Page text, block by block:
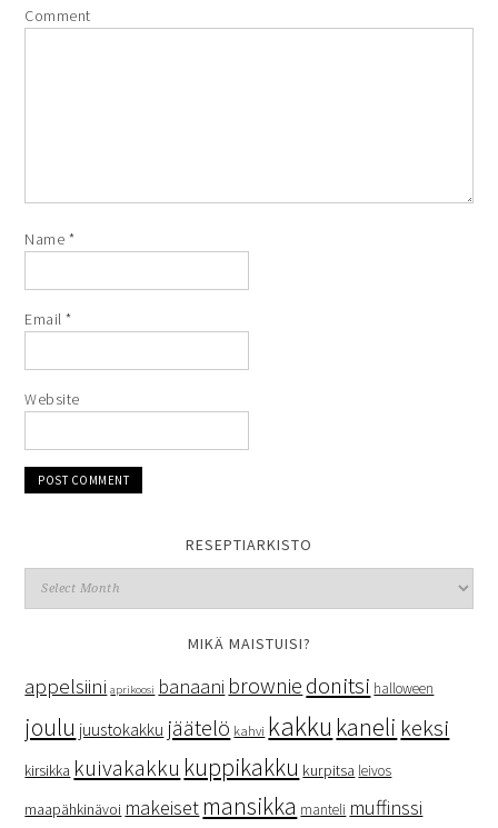
Comment
Name *
Email*
Website
RESEPTIARKISTO
MIKÄ MAISTUISI?
appelsiini aprikoosi banaani brownie donitsi halloween
joulu juustokakku jäätelö kahvi kakku kaneli keksi
kirsikka kuivakakku kuppikakku kurpitsa leivos
maapähkinävoi makeiset mansikka manteli muffinssi